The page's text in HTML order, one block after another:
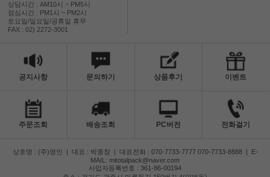
상담시간 : AM10시 ~ PM5시
점심시간 : PM1시 ~ PM2시
토요일/일요일/공휴일 휴무
FAX : 02) 2272-3001
공지사항 문의하기 상품후기 이벤트
주문조회 배송조회 PC버전 전화걸기
상호명 : (주)명인 | 대표 : 박종창 | 대표전화 : 070-7733-7777 070-7733-8888 | E-
MAIL: mitotalpack@naver.com
사업자등록번호 : 361-86-00194